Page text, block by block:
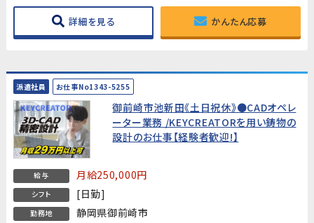
詳細を見る かんたん応募
派遣社員 お仕事No1343-5255
御前崎市池新田《土日祝休》●CADオペレ
ーター業務 /KEYCREATORを用い鋳物の
設計のお仕事【経験者歓迎!】
給与 月給250,000円
シフト [日勤]
勤務地 静岡県御前崎市